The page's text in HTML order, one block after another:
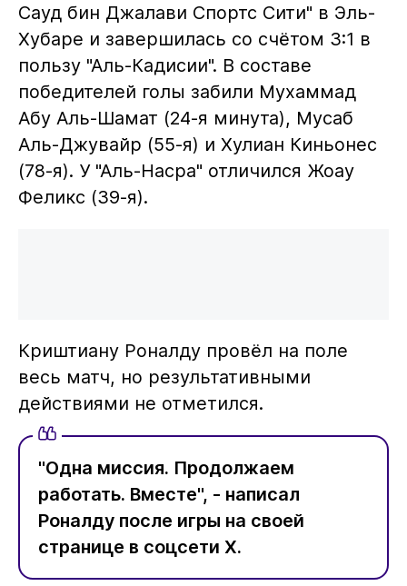
Сауд бин Джалави Спортс Сити" в Эль-
Хубаре и завершилась со счётом 3:1 в
пользу "Аль-Кадисии". В составе
победителей голы забили Мухаммад
Абу Аль-Шамат (24-я минута), Мусаб
Аль-Джувайр (55-я) и Хулиан Киньонес
(78-я). У "Аль-Насра" отличился Жоау
Феликс (39-я).
Криштиану Роналду провёл на поле
весь матч, но результативными
действиями не отметился.
"Одна миссия. Продолжаем
работать. Вместе", - написал
Роналду после игры на своей
странице в соцсети X.